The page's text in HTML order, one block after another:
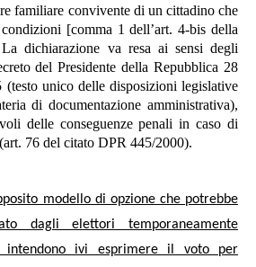
familiare convivente di un cittadino che
[comma 1 dell’art. 4-bis della
dichiarazione va resa ai sensi degli
del Presidente della Repubblica 28
(testo unico delle disposizioni legislative
di documentazione amministrativa),
delle conseguenze penali in caso di
76 del citato DPR 445/2000).
modello di opzione che potrebbe
dagli elettori temporaneamente
intendono ivi esprimere il voto per